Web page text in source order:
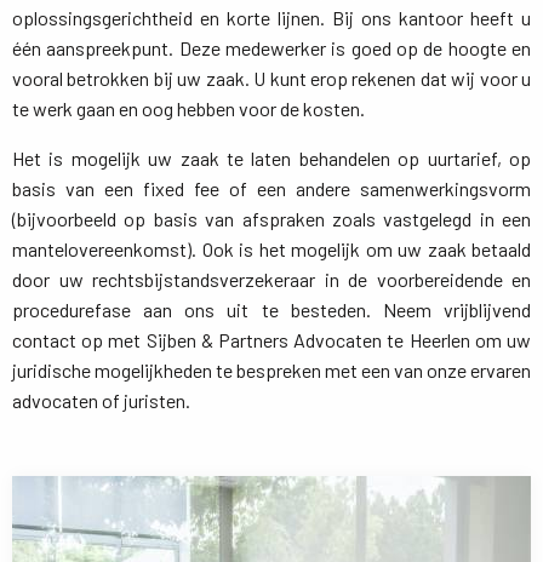
oplossingsgerichtheid en korte lijnen. Bij ons kantoor heeft u
één aanspreekpunt. Deze medewerker is goed op de hoogte en
vooral betrokken bij uw zaak. U kunt erop rekenen dat wij voor u
te werk gaan en oog hebben voor de kosten.
Het is mogelijk uw zaak te laten behandelen op uurtarief, op
basis van een fixed fee of een andere samenwerkingsvorm
(bijvoorbeeld op basis van afspraken zoals vastgelegd in een
mantelovereenkomst). Ook is het mogelijk om uw zaak betaald
door uw rechtsbijstandsverzekeraar in de voorbereidende en
procedurefase aan ons uit te besteden. Neem vrijblijvend
contact op met Sijben & Partners Advocaten te Heerlen om uw
juridische mogelijkheden te bespreken met een van onze ervaren
advocaten of juristen.